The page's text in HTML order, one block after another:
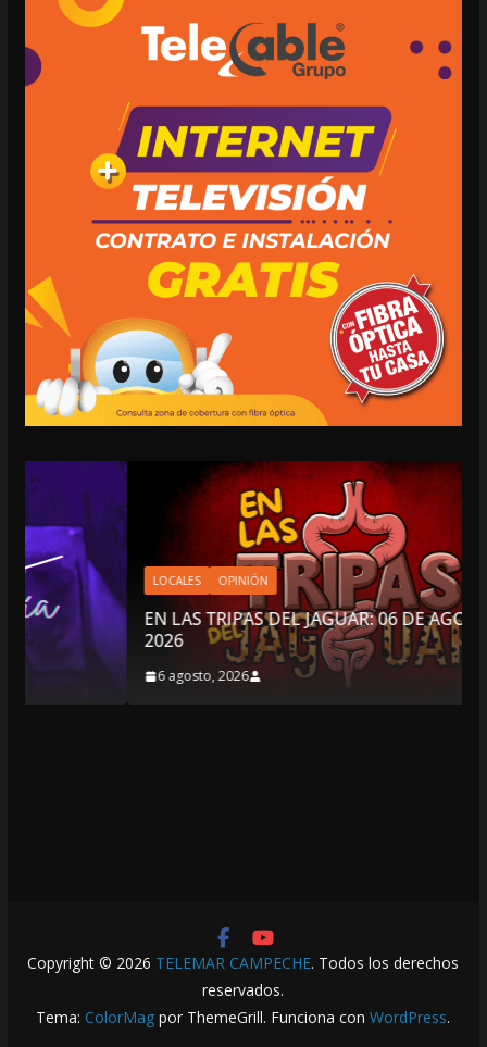
LOCALES OPINIÓN
EN LAS TRIPAS DEL JAGUAR: 06 DE AGOSTO DE
2026
6 agosto, 2026
Copyright © 2026 TELEMAR CAMPECHE. Todos los derechos
reservados.
Tema: ColorMag por ThemeGrill. Funciona conWordPress.